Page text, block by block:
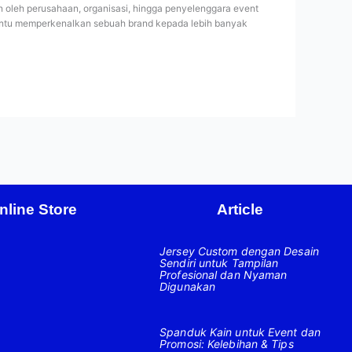
perusahaan, organisasi, hingga penyelenggara event
memperkenalkan sebuah brand kepada lebih banyak
Store Article
Jersey Custom dengan Desain
Sendiri untuk Tampilan
Profesional dan Nyaman
Digunakan
Spanduk Kain untuk Event dan
Promosi: Kelebihan & Tips